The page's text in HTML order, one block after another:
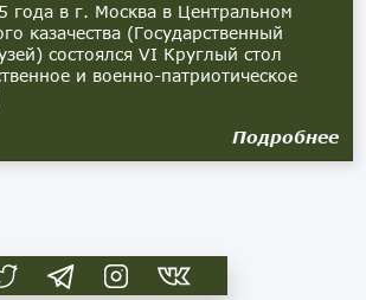
года в г. Москва в Центральном
казачества (Государственный
состоялся VI Круглый стол
и военно-патриотическое
Подробнее